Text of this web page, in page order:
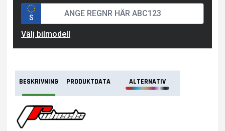
S
Välj bilmodell
BESKRIVNING PRODUKTDATA ALTERNATIV